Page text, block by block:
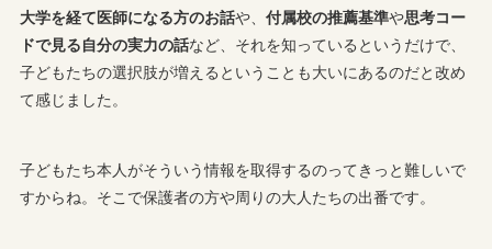
大学を経て医師になる方のお話や、付属校の推薦基準や思考コー
ドで見る自分の実力の話など、それを知っているというだけで、
子どもたちの選択肢が増えるということも大いにあるのだと改め
て感じました。
子どもたち本人がそういう情報を取得するのってきっと難しいで
すからね。そこで保護者の方や周りの大人たちの出番です。